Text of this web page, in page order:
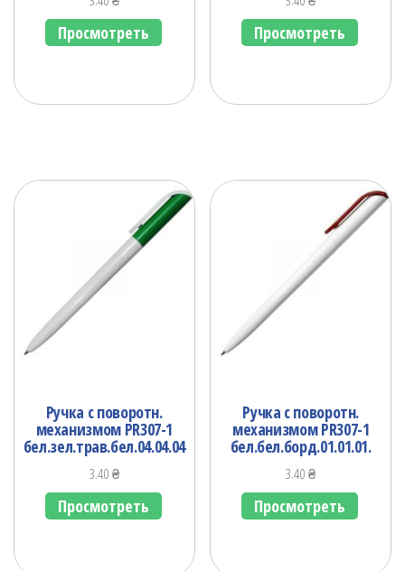
Просмотреть Просмотреть
Ручка с поворотн.
механизмом PR307-1
бел.зел.трав.бел.04.04.04
3.40₴
Просмотреть
Ручка с поворотн.
механизмом PR307-1
бел.бел.борд.01.01.01.
3.40₴
Просмотреть